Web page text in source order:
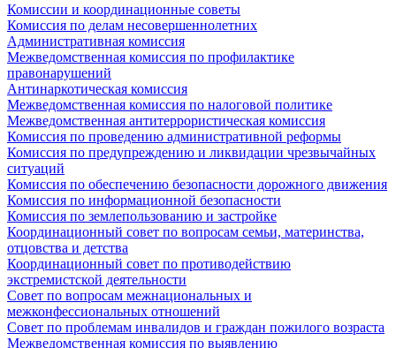
Комиссии и координационные советы
Комиссия по делам несовершеннолетних
Административная комиссия
Межведомственная комиссия по профилактике
правонарушений
Антинаркотическая комиссия
Межведомственная комиссия по налоговой политике
Межведомственная антитеррористическая комиссия
Комиссия по проведению административной реформы
Комиссия по предупреждению и ликвидации чрезвычайных
ситуаций
Комиссия по обеспечению безопасности дорожного движения
Комиссия по информационной безопасности
Комиссия по землепользованию и застройке
Координационный совет по вопросам семьи, материнства,
отцовства и детства
Координационный совет по противодействию
экстремистской деятельности
Совет по вопросам межнациональных и
межконфессиональных отношений
Совет по проблемам инвалидов и граждан пожилого возраста
Межведомственная комиссия по выявлению